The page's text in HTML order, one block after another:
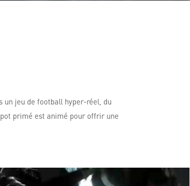
un jeu de football hyper-réel, du
primé est animé pour offrir une